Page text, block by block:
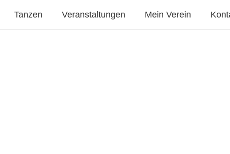
Tanzen Veranstaltungen Mein Verein